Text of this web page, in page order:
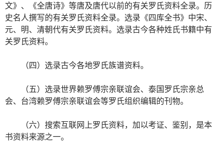
文》、《全唐诗》等唐及唐代以前的有关罗氏资料全录。历
史名人撰写的有关罗氏资料全录。选录《四库全书》中宋、
元、明、清朝代有关罗氏资料。选录古今各种姓氏书籍中有
关罗氏资料。
（四）选录古今各地罗氏族谱资料。
（五）选录世界赖罗傅宗亲联谊会、泰国罗氏宗亲总
会、台湾赖罗傅宗亲联谊会等罗氏组织编辑的刊物。
（六）搜索互联网上罗氏资料，加以考证、鉴别，是本
书资料来源之一。